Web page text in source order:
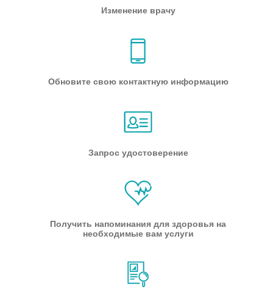
Изменение врачу
Обновите свою контактную информацию
Запрос удостоверение
Получить напоминания для здоровья на
необходимые вам услуги